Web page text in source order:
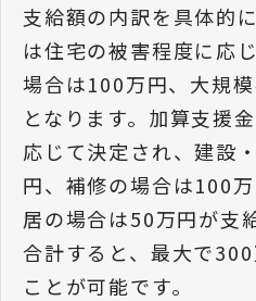
支給額の内訳を具体的
は住宅の被害程度に応
場合は100万円、大規
となります。加算支援
応じて決定され、建設
円、補修の場合は100
居の場合は50万円が支
合計すると、最大で
ことが可能です。